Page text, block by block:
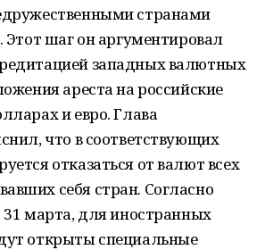
странами
Этот шаг он аргументировал
западных валютных
ареста на российские
и евро. Глава
что в соответствующих
отказаться от валют всех
себя стран. Согласно
31 марта, для иностранных
открыты специальные